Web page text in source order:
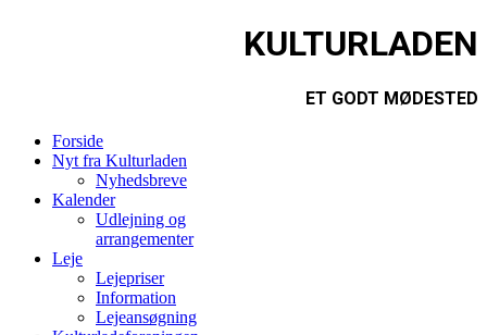
KULTURLADEN
ET GODT MØDESTED
Forside
Nyt fra Kulturladen
Nyhedsbreve
Kalender
Udlejning og
arrangementer
Leje
Lejepriser
Information
Lejeansøgning